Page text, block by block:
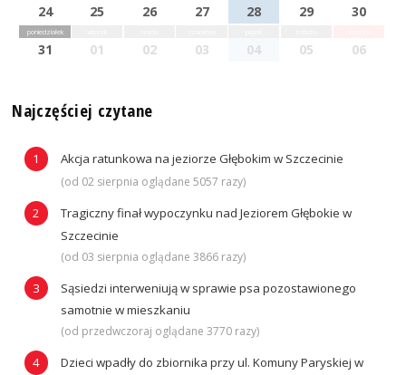
24 25 26 27 28 29 30
poniedziałek
31 01 02 03 04 05 06
Najczęściej czytane
Akcja ratunkowa na jeziorze Głębokim w Szczecinie
(od 02 sierpnia oglądane 5057 razy)
Tragiczny finał wypoczynku nad Jeziorem Głębokie w
Szczecinie
(od 03 sierpnia oglądane 3866 razy)
Sąsiedzi interweniują w sprawie psa pozostawionego
samotnie w mieszkaniu
(od przedwczoraj oglądane 3770 razy)
Dzieci wpadły do zbiornika przy ul. Komuny Paryskiej w